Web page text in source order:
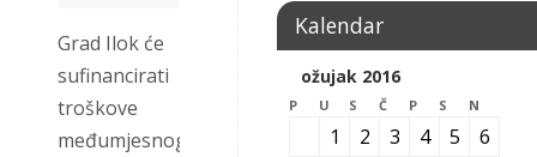
Grad Ilok će
sufinancirati
troškove
međumjesnog
Kalendar
ožujak 2016
P U S Č P S N
1 2 3 4 5
6